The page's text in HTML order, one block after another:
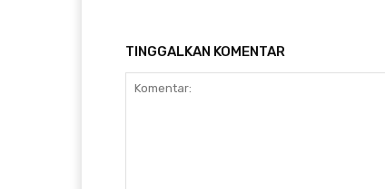
TINGGALKAN KOMENTAR